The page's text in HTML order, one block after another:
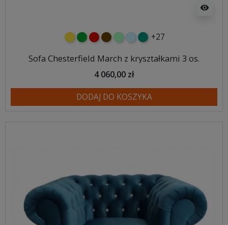
visibility
żółtyzielonyczerwony
czekoladowy
miętowybłękitny
turkusowy
+27
Sofa Chesterfield March z kryształkami 3 os.
4 060,00 zł
DODAJ DO KOSZYKA